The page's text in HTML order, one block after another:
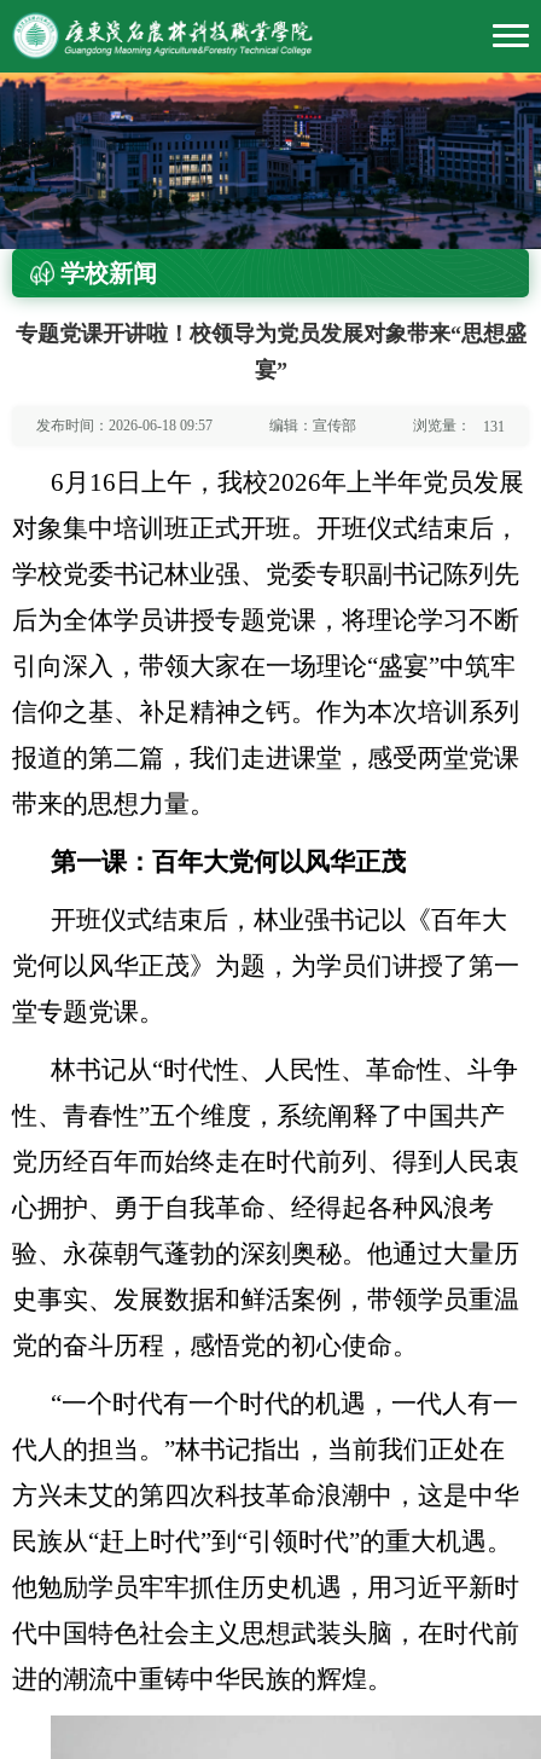
学校新闻
专题党课开讲啦！校领导为党员发展对象带来“思想盛
宴”
发布时间：2026-06-18 09:57 编辑：宣传部 浏览量： 131
6月16日上午，我校2026年上半年党员发展
对象集中培训班正式开班。开班仪式结束后，
学校党委书记林业强、党委专职副书记陈列先
后为全体学员讲授专题党课，将理论学习不断
引向深入，带领大家在一场理论“盛宴”中筑牢
信仰之基、补足精神之钙。作为本次培训系列
报道的第二篇，我们走进课堂，感受两堂党课
带来的思想力量。
第一课：百年大党何以风华正茂
开班仪式结束后，林业强书记以《百年大
党何以风华正茂》为题，为学员们讲授了第一
堂专题党课。
林书记从“时代性、人民性、革命性、斗争
性、青春性”五个维度，系统阐释了中国共产
党历经百年而始终走在时代前列、得到人民衷
心拥护、勇于自我革命、经得起各种风浪考
验、永葆朝气蓬勃的深刻奥秘。他通过大量历
史事实、发展数据和鲜活案例，带领学员重温
党的奋斗历程，感悟党的初心使命。
“一个时代有一个时代的机遇，一代人有一
代人的担当。”林书记指出，当前我们正处在
方兴未艾的第四次科技革命浪潮中，这是中华
民族从“赶上时代”到“引领时代”的重大机遇。
他勉励学员牢牢抓住历史机遇，用习近平新时
代中国特色社会主义思想武装头脑，在时代前
进的潮流中重铸中华民族的辉煌。